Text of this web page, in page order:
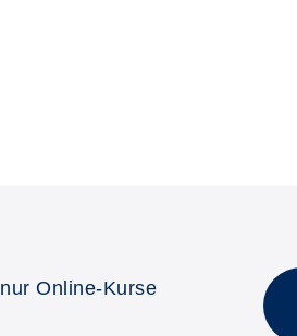
nur Online-Kurse